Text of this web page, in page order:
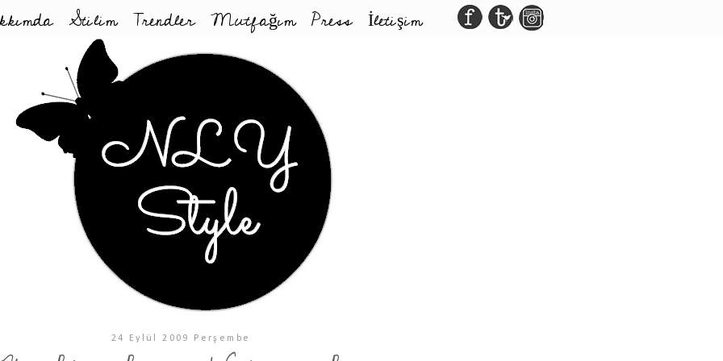
Stilim Trendler Mutfağım Press İletişim
24 Eylül 2009 Perşembe